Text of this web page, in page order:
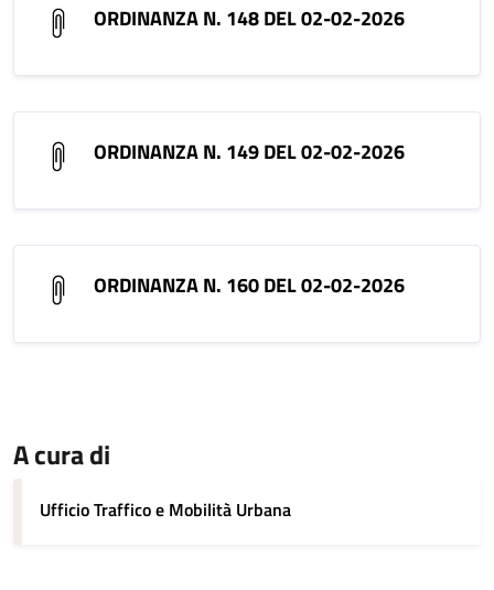
ORDINANZA N. 148 DEL 02-02-2026
ORDINANZA N. 149 DEL 02-02-2026
ORDINANZA N. 160 DEL 02-02-2026
A cura di
Ufficio Traffico e Mobilità Urbana